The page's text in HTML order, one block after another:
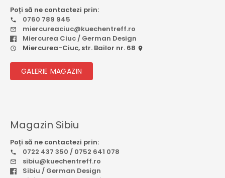
Poți să ne contactezi prin:
0760 789 945
miercureaciuc@kuechentreff.ro
Miercurea Ciuc / German Design
Miercurea-Ciuc, str. Bailor nr. 68
GALERIE MAGAZIN
Magazin Sibiu
Poți să ne contactezi prin:
0722 437 350 / 0752 641 078
sibiu@kuechentreff.ro
Sibiu / German Design